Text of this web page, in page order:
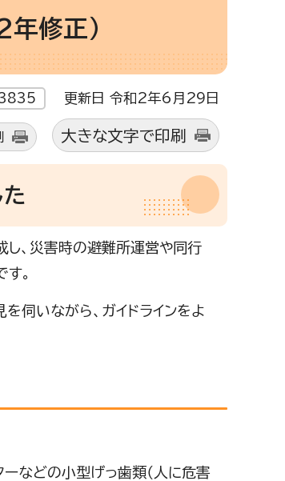
修正）
更新日 令和2年6月29日
大きな文字で印刷
し、災害時の避難所運営や同行
。
伺いながら、ガイドラインをよ
ーなどの小型げっ歯類（人に危害